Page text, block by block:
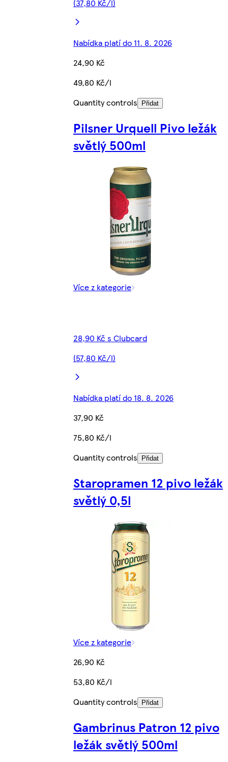
(37,80 Kč/l)
Nabídka platí do 11. 8. 2026
24,90 Kč
49,80 Kč/l
Quantity controls
Přidat
Pilsner Urquell Pivo ležák
světlý 500ml
Více z kategorie
28,90 Kč s Clubcard
(57,80 Kč/l)
Nabídka platí do 18. 8. 2026
37,90 Kč
75,80 Kč/l
Quantity controls
Přidat
Staropramen 12 pivo ležák
světlý 0,5l
Více z kategorie
26,90 Kč
53,80 Kč/l
Quantity controls
Přidat
Gambrinus Patron 12 pivo
ležák světlý 500ml